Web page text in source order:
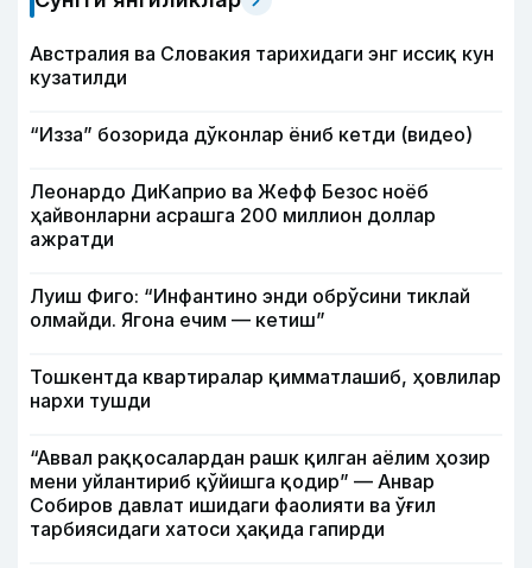
Австралия ва Словакия тарихидаги энг иссиқ кун
кузатилди
“Изза” бозорида дўконлар ёниб кетди (видео)
Леонардо ДиКаприо ва Жефф Безос ноёб
ҳайвонларни асрашга 200 миллион доллар
ажратди
Луиш Фиго: “Инфантино энди обрўсини тиклай
олмайди. Ягона ечим — кетиш”
Тошкентда квартиралар қимматлашиб, ҳовлилар
нархи тушди
“Аввал раққосалардан рашк қилган аёлим ҳозир
мени уйлантириб қўйишга қодир” — Анвар
Собиров давлат ишидаги фаолияти ва ўғил
тарбиясидаги хатоси ҳақида гапирди